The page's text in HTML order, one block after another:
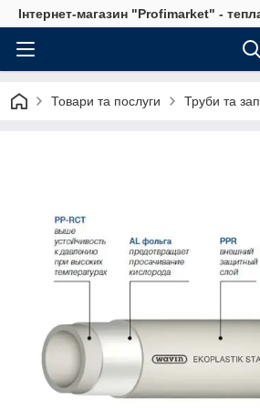
Інтернет-магазин "Profimarket" -
Товари та послуги Труби та